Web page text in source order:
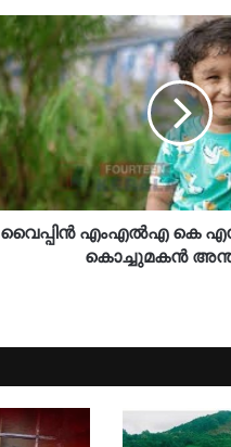
വൈപ്പിന്‍ എംഎല്‍എ കെ എന്‍
കൊച്ചുമകന്‍